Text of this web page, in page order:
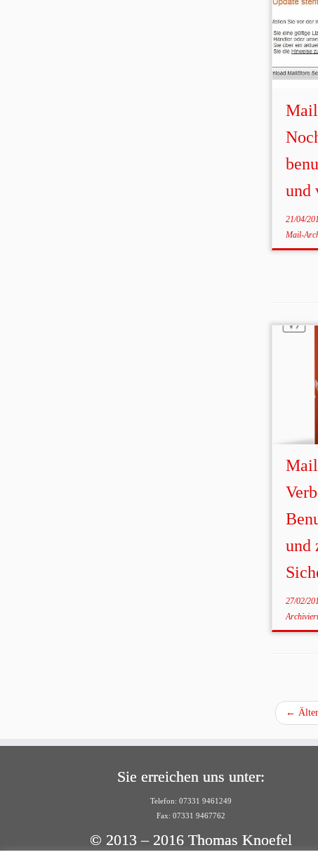
und
21/04/
Mail-
und
27/02/
←
Sie erreichen uns unter:
Telefon: 07331 9461249
Fax: 07331 9467762
© 2013 – 2016 Thomas Knoefel